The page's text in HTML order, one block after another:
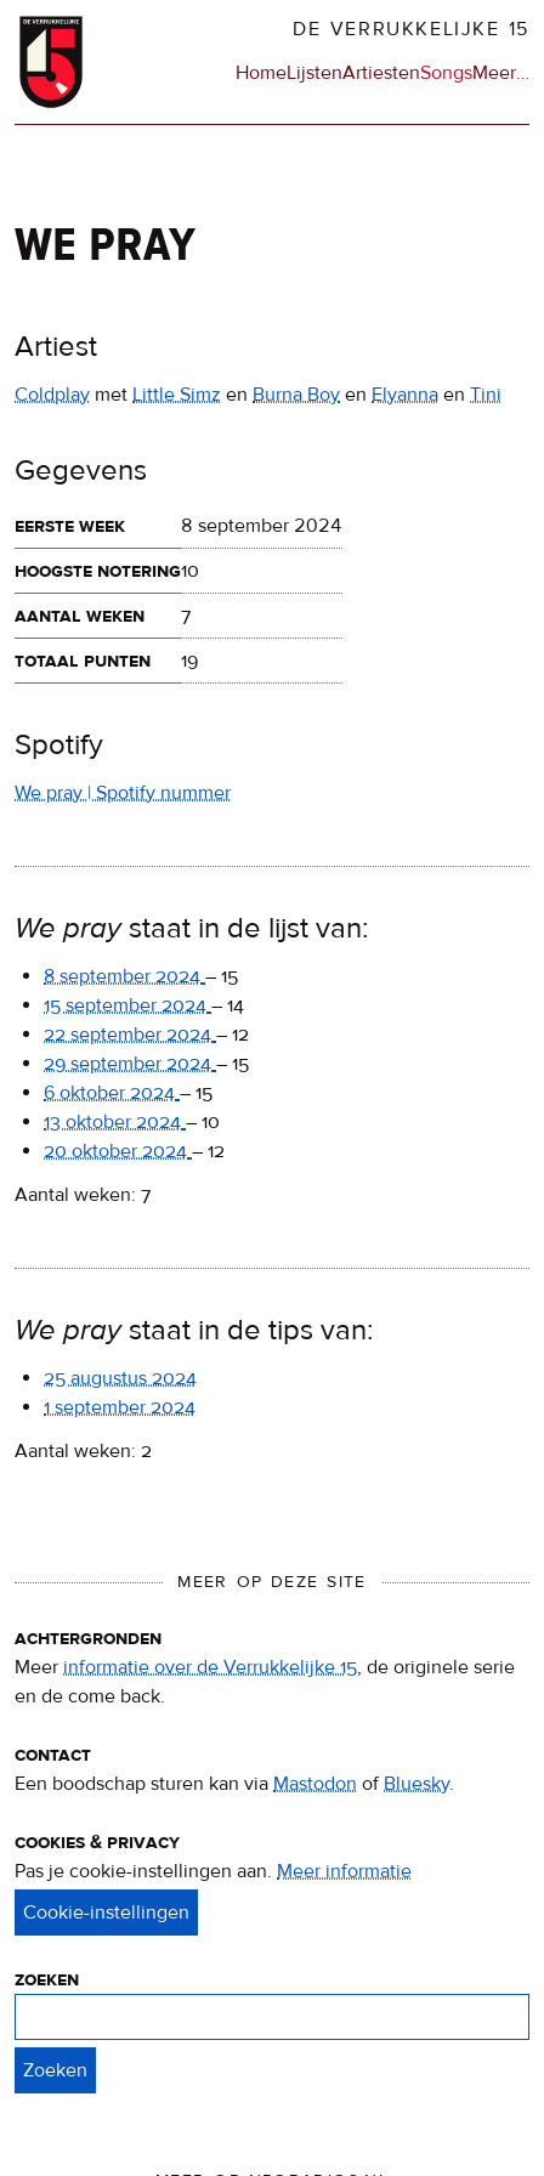
Overslaan
naar
DE VERRUKKELIJKE 15
Hoofdnavigatie
HomeLijstenArtiestenSongsMeerop
…
we pray
Artiest
Coldplay met Little Simz en Burna Boy en Elyanna en Tini
Gegevens
eerste week
8 september 2024
hoogste notering10
aantal weken
7
totaal punten
19
Spotify
We pray | Spotify nummer
We praystaat in de lijst van:
8 september 2024 – 15
15 september 2024 – 14
22 september 2024 – 12
29 september 2024 – 15
6 oktober 2024 – 15
13 oktober 2024 – 10
20 oktober 2024 – 12
Aantal weken: 7
We praystaat in de tips van:
25 augustus 2024
1 september 2024
Aantal weken: 2
MEER OP DEZE SITE
achtergronden
Meer informatie over de Verrukkelijke 15, de originele serie
en de come back.
contact
Een boodschap sturen kan via Mastodon ofBluesky.
cookies & privacy
Pas je cookie-instellingen aan. Meer informatie
zoeken